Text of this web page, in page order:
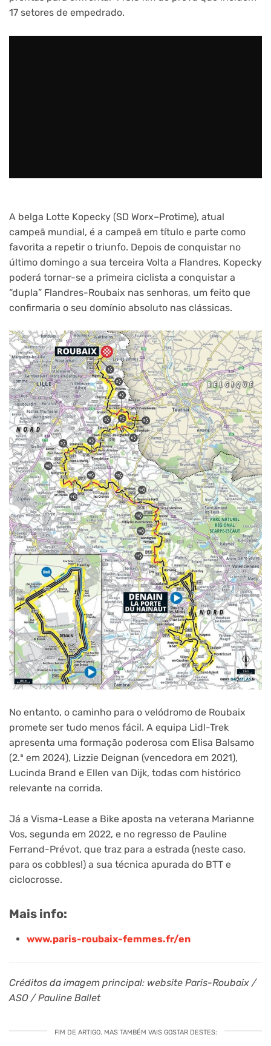
17 setores de empedrado.
A belga Lotte Kopecky (SD Worx–Protime), atual
campeã mundial, é a campeã em título e parte como
favorita a repetir o triunfo. Depois de conquistar no
último domingo a sua terceira Volta a Flandres, Kopecky
poderá tornar-se a primeira ciclista a conquistar a
“dupla” Flandres-Roubaix nas senhoras, um feito que
confirmaria o seu domínio absoluto nas clássicas.
No entanto, o caminho para o velódromo de Roubaix
promete ser tudo menos fácil. A equipa Lidl-Trek
apresenta uma formação poderosa com Elisa Balsamo
(2.ª em 2024), Lizzie Deignan (vencedora em 2021),
Lucinda Brand e Ellen van Dijk, todas com histórico
relevante na corrida.
Já a Visma-Lease a Bike aposta na veterana Marianne
Vos, segunda em 2022, e no regresso de Pauline
Ferrand-Prévot, que traz para a estrada (neste caso,
para os cobbles!) a sua técnica apurada do BTT e
ciclocrosse.
Mais info:
www.paris-roubaix-femmes.fr/en
Créditos da imagem principal: website Paris-Roubaix /
ASO / Pauline Ballet
FIM DE ARTIGO. MAS TAMBÉM VAIS GOSTAR DESTES: